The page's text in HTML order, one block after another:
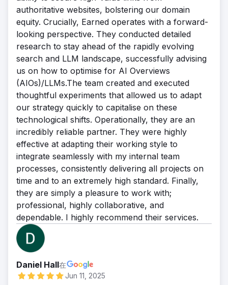
authoritative websites, bolstering our domain
equity. Crucially, Earned operates with a forward-
looking perspective. They conducted detailed
research to stay ahead of the rapidly evolving
search and LLM landscape, successfully advising
us on how to optimise for AI Overviews
(AIOs)/LLMs.The team created and executed
thoughtful experiments that allowed us to adapt
our strategy quickly to capitalise on these
technological shifts. Operationally, they are an
incredibly reliable partner. They were highly
effective at adapting their working style to
integrate seamlessly with my internal team
processes, consistently delivering all projects on
time and to an extremely high standard. Finally,
they are simply a pleasure to work with;
professional, highly collaborative, and
dependable. I highly recommend their services.
Daniel Hall在
Jun 11, 2025